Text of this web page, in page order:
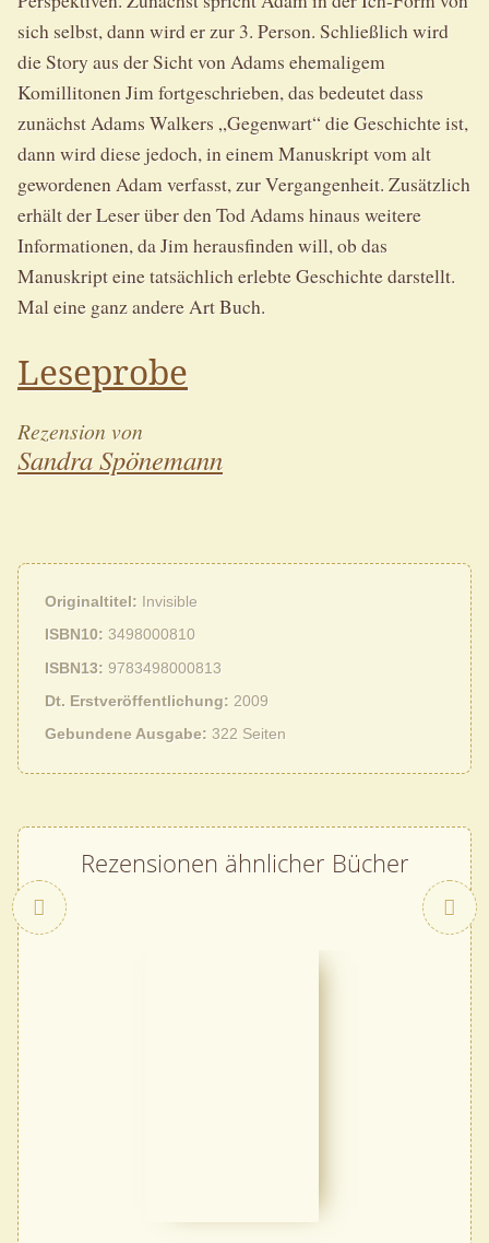
sich selbst, dann wird er zur 3. Person. Schließlich wird
die Story aus der Sicht von Adams ehemaligem
Komillitonen Jim fortgeschrieben, das bedeutet dass
zunächst Adams Walkers „Gegenwart“ die Geschichte ist,
dann wird diese jedoch, in einem Manuskript vom alt
gewordenen Adam verfasst, zur Vergangenheit. Zusätzlich
erhält der Leser über den Tod Adams hinaus weitere
Informationen, da Jim herausfinden will, ob das
Manuskript eine tatsächlich erlebte Geschichte darstellt.
Mal eine ganz andere Art Buch.
Leseprobe
Rezension von
Sandra Spönemann
Originaltitel
Invisible
ISBN10
3498000810
ISBN13 9783498000813
Dt. Erstveröffentlichung
2009
Gebundene Ausgabe
322 Seiten
Rezensionen ähnlicher Bücher